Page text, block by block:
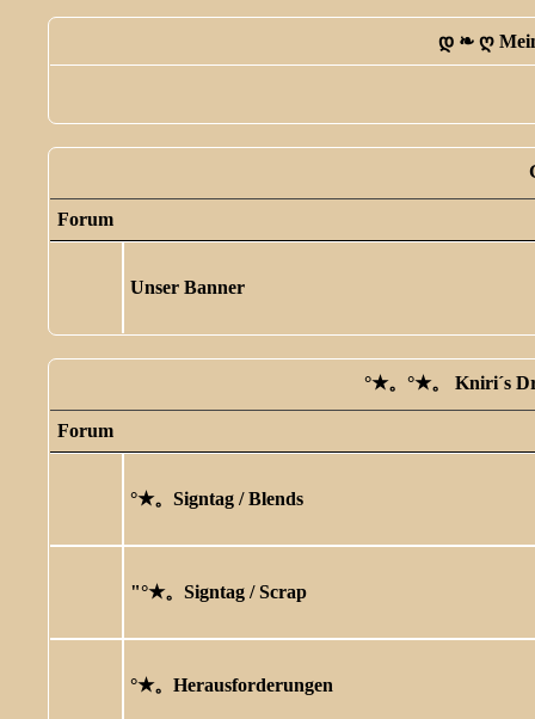
დ ❧ ღ
Forum
Unser Banner
°★。°★。 Kniri´s
Forum
°★。Signtag / Blends
"°★。Signtag / Scrap
°★。Herausforderungen